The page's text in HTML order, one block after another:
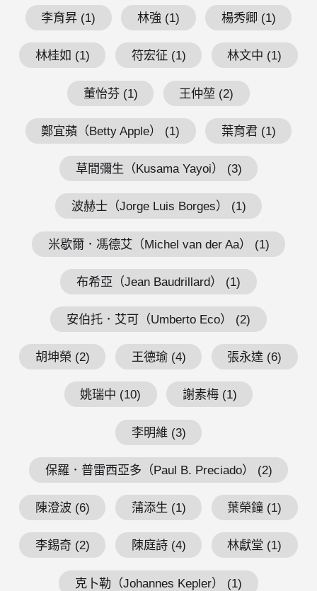
李育昇 (1) 林強 (1) 楊秀卿 (1)
林桂如 (1) 符宏征 (1) 林文中 (1)
董怡芬 (1) 王仲堃 (2)
鄭宜蘋（Betty Apple） (1) 葉育君 (1)
草間彌生（Kusama Yayoi） (3)
波赫士（Jorge Luis Borges） (1)
米歇爾．馮德艾（Michel van der Aa） (1)
布希亞（Jean Baudrillard） (1)
安伯托．艾可（Umberto Eco） (2)
胡坤榮 (2) 王德瑜 (4) 張永達 (6)
姚瑞中 (10) 謝素梅 (1)
李明維 (3)
保羅．普雷西亞多（Paul B. Preciado） (2)
陳澄波 (6) 蒲添生 (1) 葉榮鐘 (1)
李錫奇 (2) 陳庭詩 (4) 林獻堂 (1)
克卜勒（Johannes Kepler） (1)